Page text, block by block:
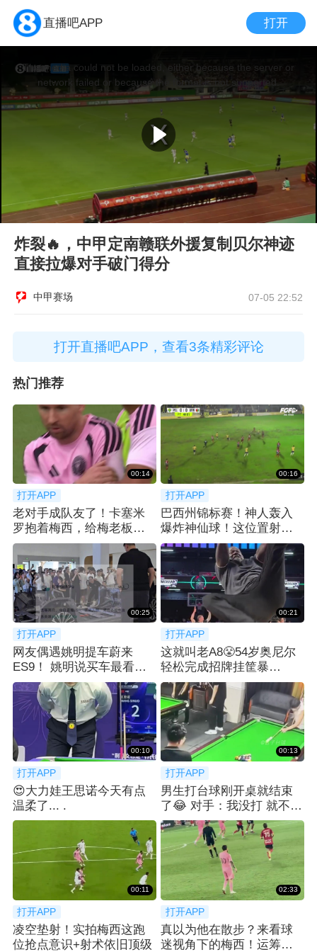
直播吧APP 打开
modal The media could not be loaded, either because the server or
network failed or because the format is not supported.
炸裂🔥，中甲定南赣联外援复制贝尔神迹
直接拉爆对手破门得分
中甲赛场 07-05 22:52
打开直播吧APP，查看3条精彩评论
热门推荐
00:14
打开APP
老对手成队友了！卡塞米
罗抱着梅西，给梅老板整
笑了😂
00:16
打开APP
巴西州锦标赛！神人轰入
爆炸神仙球！这位置射门
简直不讲道理！
00:25
打开APP
网友偶遇姚明提车蔚来
ES9！ 姚明说买车最看重
空间：等了2月
00:21
打开APP
这就叫老A8😤54岁奥尼尔
轻松完成招牌挂筐暴
扣！！！
00:10
打开APP
😍大力娃王思诺今天有点
温柔了... .
00:13
打开APP
男生打台球刚开桌就结束
了😂 对手：我没打 就不
AA了.....
00:11
打开APP
凌空垫射！实拍梅西这跑
位抢点意识+射术依旧顶级
02:33
打开APP
真以为他在散步？来看球
迷视角下的梅西！运筹帷